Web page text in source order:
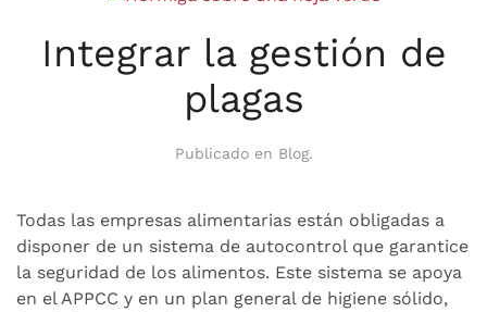
Integrar la gestión de
plagas
Publicado en Blog.
Todas las empresas alimentarias están obligadas a
disponer de un sistema de autocontrol que garantice
la seguridad de los alimentos. Este sistema se apoya
en el APPCC y en un plan general de higiene sólido,